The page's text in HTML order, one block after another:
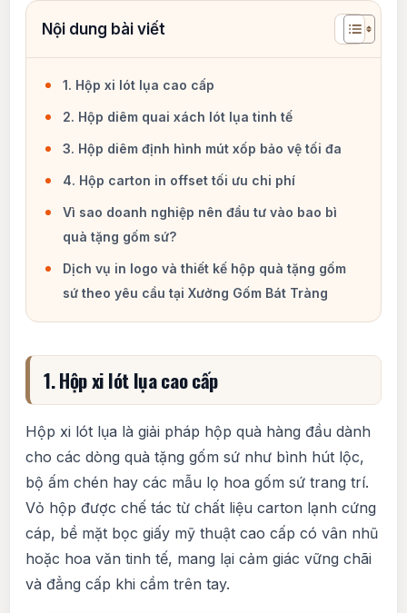
1. Hộp xi lót lụa cao cấp
2. Hộp diêm quai xách lót lụa tinh tế
3. Hộp diêm định hình mút xốp bảo vệ tối đa
4. Hộp carton in offset tối ưu chi phí
Vì sao doanh nghiệp nên đầu tư vào bao bì
quà tặng gốm sứ?
Dịch vụ in logo và thiết kế hộp quà tặng gốm
sứ theo yêu cầu tại Xưởng Gốm Bát Tràng
1. Hộp xi lót lụa cao cấp
Hộp xi lót lụa là giải pháp hộp quà hàng đầu dành
cho các dòng quà tặng gốm sứ như bình hút lộc,
bộ ấm chén hay các mẫu lọ hoa gốm sứ trang trí.
Vỏ hộp được chế tác từ chất liệu carton lạnh cứng
cáp, bề mặt bọc giấy mỹ thuật cao cấp có vân nhũ
hoặc hoa văn tinh tế, mang lại cảm giác vững chãi
và đẳng cấp khi cầm trên tay.